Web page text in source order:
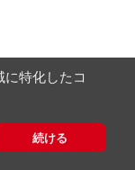
特化したコ
続ける